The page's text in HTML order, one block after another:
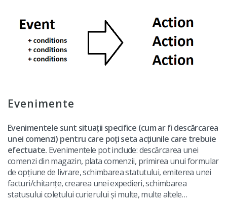
Evenimente
Evenimentele sunt situații specifice (cum ar fi descărcarea
unei comenzi) pentru care poți seta acțiunile care trebuie
efectuate. Evenimentele pot include: descărcarea unei
comenzi din magazin, plata comenzii, primirea unui formular
de opțiune de livrare, schimbarea statutului, emiterea unei
facturi/chitanțe, crearea unei expedieri, schimbarea
statusului coletului curierului și multe, multe altele…